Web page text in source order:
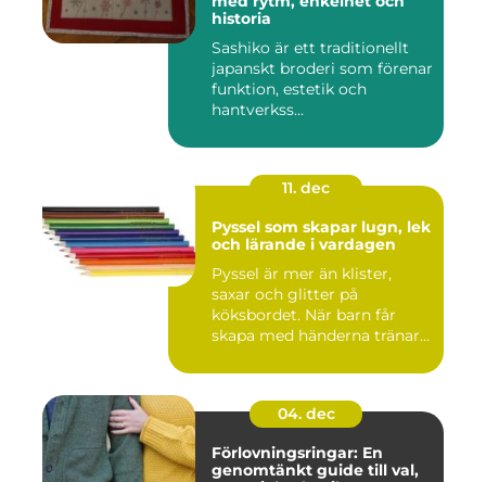
historia
Sashiko är ett traditionellt
japanskt broderi som förenar
funktion, estetik och
hantverkss...
11. dec
Pyssel som skapar lugn, lek
och lärande i vardagen
Pyssel är mer än klister,
saxar och glitter på
köksbordet. När barn får
skapa med händerna tränar
04. dec
Förlovningsringar: En
genomtänkt guide till val,